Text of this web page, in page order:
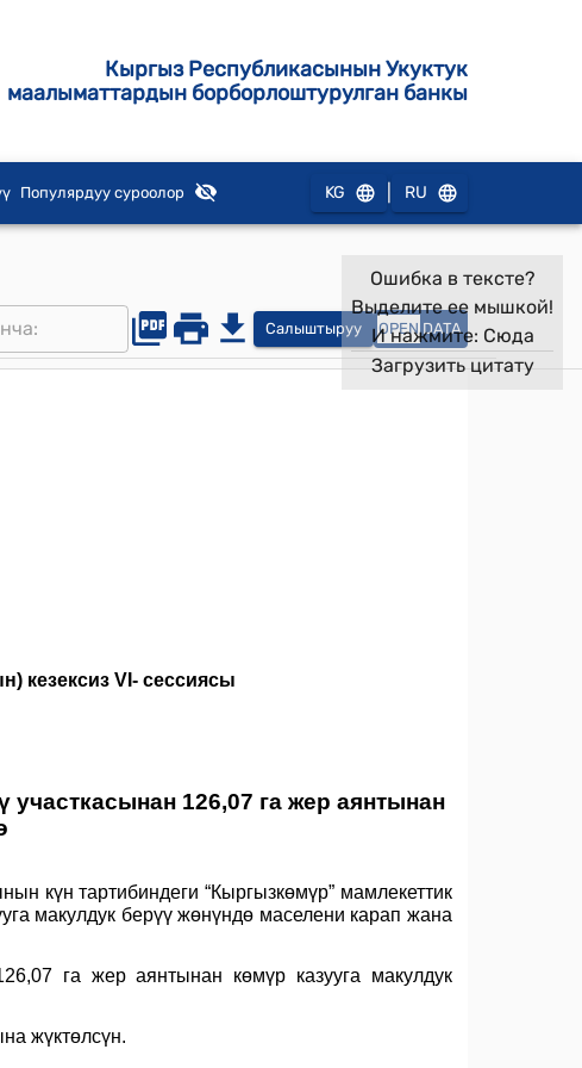
Кыргыз Республикасынын Укуктук
маалыматтардын борборлоштурулган банкы
Популярдуу суроолор KG RU
Салыштыруу OPEN DATA
Ошибка в тексте?
Выделите ее мышкой!
И нажмите: Сюда
Загрузить цитату